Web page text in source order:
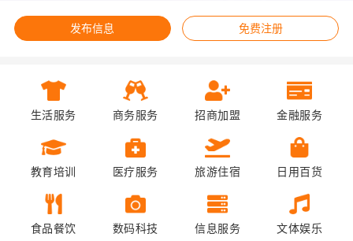
发布信息 免费注册
生活服务 商务服务 招商加盟 金融服务
教育培训 医疗服务 旅游住宿 日用百货
食品餐饮 数码科技 信息服务 文体娱乐